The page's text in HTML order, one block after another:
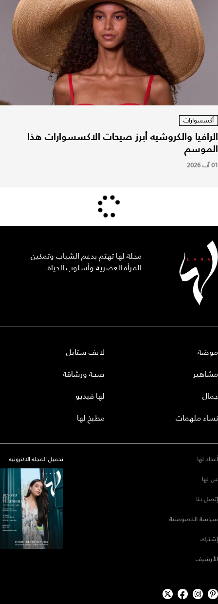
أكسسوارات
الرافيا والكروشيه أبرز صيحات الاكسسوارات هذا
الموسم
01 آب 2026
مجلة لها تهتم بدعم الشباب وتمكين
المرأة العصرية وأسلوب الحياة.
موضة
مشاهير
جمال
نساء ملهمات
لايف ستايل
صحة ورشاقة
لها فيديو
مطبخ لها
أعداد لها
عن لها
إتصل بنا
سياسة الخصوصية
إشترك
الأرشيف
تحميل المجلة الاكترونية